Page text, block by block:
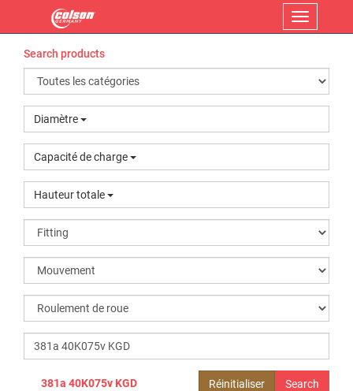
Menu
Search products
Diamètre
Capacité de charge
Hauteur totale
Réinitialiser
381a 40K075v KGD